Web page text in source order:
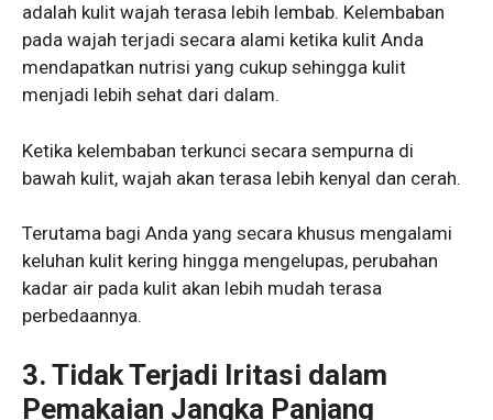
adalah kulit wajah terasa lebih lembab. Kelembaban
pada wajah terjadi secara alami ketika kulit Anda
mendapatkan nutrisi yang cukup sehingga kulit
menjadi lebih sehat dari dalam.
Ketika kelembaban terkunci secara sempurna di
bawah kulit, wajah akan terasa lebih kenyal dan cerah.
Terutama bagi Anda yang secara khusus mengalami
keluhan kulit kering hingga mengelupas, perubahan
kadar air pada kulit akan lebih mudah terasa
perbedaannya.
3. Tidak Terjadi Iritasi dalam
Pemakaian Jangka Panjang